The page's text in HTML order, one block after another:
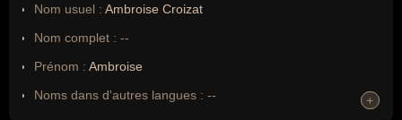
Nom usuel : Ambroise Croizat
Nom complet : --
Prénom : Ambroise
Noms dans d'autres langues : --
+
+